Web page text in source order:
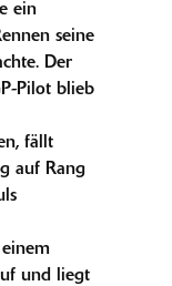
ein
seine
Der
Pilot blieb
fällt
auf Rang
und liegt